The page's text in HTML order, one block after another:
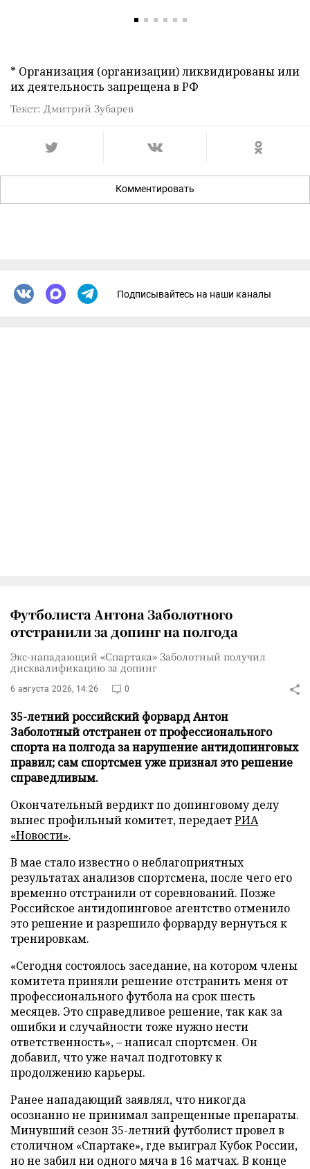
* Организация (организации) ликвидированы или
их деятельность запрещена в РФ
Текст: Дмитрий Зубарев
Комментировать
Подписывайтесь на наши каналы
Футболиста Антона Заболотного
отстранили за допинг на полгода
Экс-нападающий «Спартака» Заболотный получил
дисквалификацию за допинг
6 августа 2026, 14:26 0
35-летний российский форвард Антон
Заболотный отстранен от профессионального
спорта на полгода за нарушение антидопинговых
правил; сам спортсмен уже признал это решение
справедливым.
Окончательный вердикт по допинговому делу
вынес профильный комитет, передаетРИА
«Новости».
В мае стало известно о неблагоприятных
результатах анализов спортсмена, после чего его
временно отстранили от соревнований. Позже
Российское антидопинговое агентство отменило
это решение и разрешило форварду вернуться к
тренировкам.
«Сегодня состоялось заседание, на котором члены
комитета приняли решение отстранить меня от
профессионального футбола на срок шесть
месяцев. Это справедливое решение, так как за
ошибки и случайности тоже нужно нести
ответственность», – написал спортсмен. Он
добавил, что уже начал подготовку к
продолжению карьеры.
Ранее нападающий заявлял, что никогда
осознанно не принимал запрещенные препараты.
Минувший сезон 35-летний футболист провел в
столичном «Спартаке», где выиграл Кубок России,
но не забил ни одного мяча в 16 матчах. В конце